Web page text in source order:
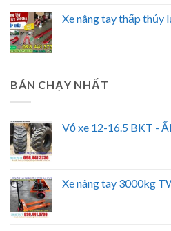
Xe nâng tay thấp thủy
BÁN CHẠY NHẤT
Vỏ xe 12-16.5 BKT -
Xe nâng tay 3000kg